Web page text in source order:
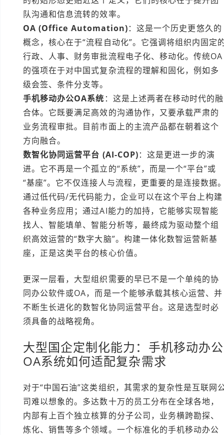
队沟通和信息流转的效率。
OA (Office Automation)：这是一个历史更悠久的
概念，核心在于“流程自动化”。它强调将组织内固定
行政、人事、财务审批流程电子化、移动化。传统OA
的强项在于对中国式复杂流程的理解和固化，例如多
级会签、条件分支等。
手机移动办公OA系统 ：这是上述两者在移动时代的融
合体。它既要满足高效的沟通协作，又要承载严肃的
业务流程审批。目前市面上的主流产品都在朝着这个
方向融合。
数智化协同运营平台 (AI-COP)：这是更进一步的演
进。它不再是一个孤立的“系统”，而是一个“平台”或
“基座”。它不仅连接人与流程，更重要的是连接数据
通过低代码/无代码能力，企业可以在这个平台上构建
各种业务应用；通过AI能力的加持，它能够实现智能
找人、智能填单、智能分析等，最终成为驱动整个组
织高效运营的“数字大脑”。构建一体化数智运营新基
座，正是这类平台的核心价值。
更深一层看，大型组织需要的早已不是一个单纯的协
同办公软件或OA，而是一个能够承载其核心运营、并
不断生长进化的数智化协同运营平台。这是选型时必
须具备的战略视角。
大型国企定制化能力：手机移动办公
OA系统如何适配复杂需求
对于“中国石油”这类组织，其需求的复杂性是互联网
司难以想象的。多达数十万的员工分布在全球各地，
内部有上百个独立核算的分子公司，业务横跨勘探、
炼化、销售等多个领域。一个标准化的手机移动办公